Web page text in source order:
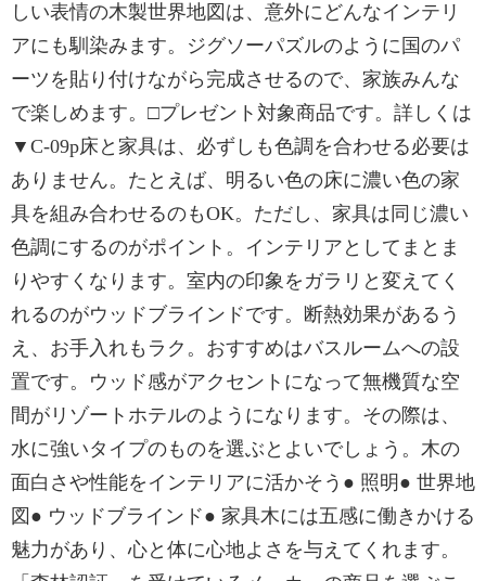
しい表情の木製世界地図は、意外にどんなインテリ
アにも馴染みます。ジグソーパズルのように国のパ
ーツを貼り付けながら完成させるので、家族みんな
で楽しめます。□プレゼント対象商品です。詳しくは
▼C-09p床と家具は、必ずしも色調を合わせる必要は
ありません。たとえば、明るい色の床に濃い色の家
具を組み合わせるのもOK。ただし、家具は同じ濃い
色調にするのがポイント。インテリアとしてまとま
りやすくなります。室内の印象をガラリと変えてく
れるのがウッドブラインドです。断熱効果があるう
え、お手入れもラク。おすすめはバスルームへの設
置です。ウッド感がアクセントになって無機質な空
間がリゾートホテルのようになります。その際は、
水に強いタイプのものを選ぶとよいでしょう。木の
面白さや性能をインテリアに活かそう● 照明● 世界地
図● ウッドブラインド● 家具木には五感に働きかける
魅力があり、心と体に心地よさを与えてくれます。